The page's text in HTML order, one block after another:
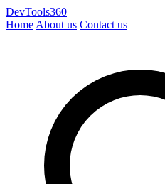
DevTools360
Home About us Contact us